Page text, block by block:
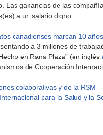
Las ganancias de las
a un salario digno.
canadienses marcan 10
a 3 millones de
en Rana Plaza” (en inglés
de Cooperación
colaborativas y de la RSM
para la Salud y la